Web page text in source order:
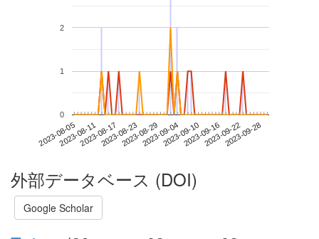
2023-08-052023-08-112023-08-172023-08-232023-08-292023-09-042023-09-102023-09-162023-09-222023-09-28
0
1
2
外部データベース (DOI)
Google Scholar